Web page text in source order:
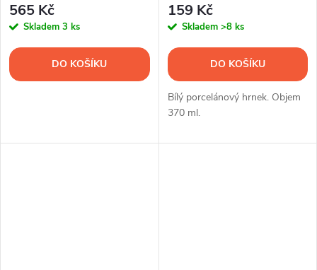
565 Kč
Skladem 3 ks
DO KOŠÍKU
159 Kč
Skladem >8 ks
DO KOŠÍKU
Bílý porcelánový hrnek. Objem
370 ml.